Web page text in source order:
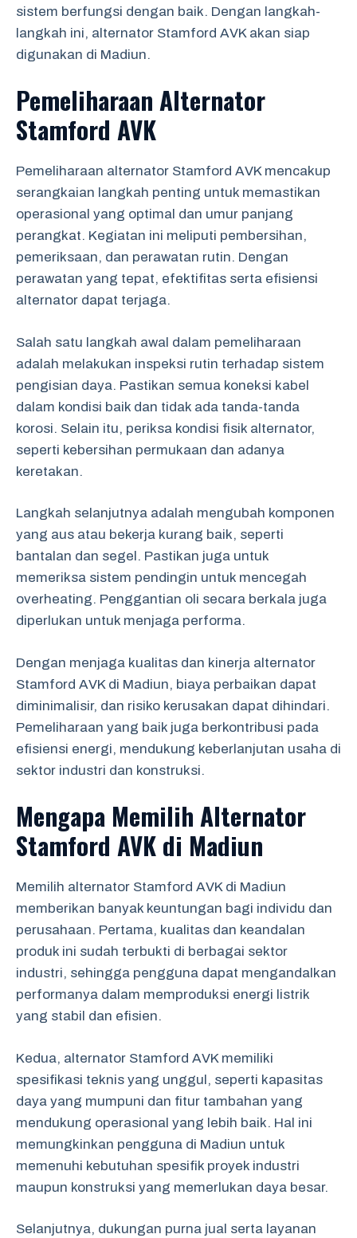
sistem berfungsi dengan baik. Dengan langkah-
langkah ini, alternator Stamford AVK akan siap
digunakan di Madiun.
Pemeliharaan Alternator
Stamford AVK
Pemeliharaan alternator Stamford AVK mencakup
serangkaian langkah penting untuk memastikan
operasional yang optimal dan umur panjang
perangkat. Kegiatan ini meliputi pembersihan,
pemeriksaan, dan perawatan rutin. Dengan
perawatan yang tepat, efektifitas serta efisiensi
alternator dapat terjaga.
Salah satu langkah awal dalam pemeliharaan
adalah melakukan inspeksi rutin terhadap sistem
pengisian daya. Pastikan semua koneksi kabel
dalam kondisi baik dan tidak ada tanda-tanda
korosi. Selain itu, periksa kondisi fisik alternator,
seperti kebersihan permukaan dan adanya
keretakan.
Langkah selanjutnya adalah mengubah komponen
yang aus atau bekerja kurang baik, seperti
bantalan dan segel. Pastikan juga untuk
memeriksa sistem pendingin untuk mencegah
overheating. Penggantian oli secara berkala juga
diperlukan untuk menjaga performa.
Dengan menjaga kualitas dan kinerja alternator
Stamford AVK di Madiun, biaya perbaikan dapat
diminimalisir, dan risiko kerusakan dapat dihindari.
Pemeliharaan yang baik juga berkontribusi pada
efisiensi energi, mendukung keberlanjutan usaha di
sektor industri dan konstruksi.
Mengapa Memilih Alternator
Stamford AVK di Madiun
Memilih alternator Stamford AVK di Madiun
memberikan banyak keuntungan bagi individu dan
perusahaan. Pertama, kualitas dan keandalan
produk ini sudah terbukti di berbagai sektor
industri, sehingga pengguna dapat mengandalkan
performanya dalam memproduksi energi listrik
yang stabil dan efisien.
Kedua, alternator Stamford AVK memiliki
spesifikasi teknis yang unggul, seperti kapasitas
daya yang mumpuni dan fitur tambahan yang
mendukung operasional yang lebih baik. Hal ini
memungkinkan pengguna di Madiun untuk
memenuhi kebutuhan spesifik proyek industri
maupun konstruksi yang memerlukan daya besar.
Selanjutnya, dukungan purna jual serta layanan